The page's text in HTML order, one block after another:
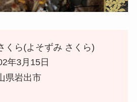
くら(よそずみ さくら)
年3月15日
県岩出市